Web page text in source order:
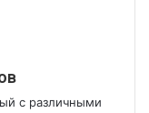
с различными